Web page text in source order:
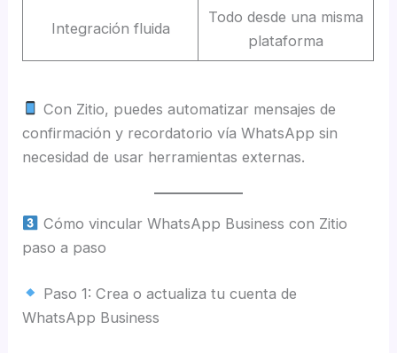
Integración fluida
Todo desde una misma
plataforma
Con Zitio, puedes automatizar mensajes de
confirmación y recordatorio vía WhatsApp sin
necesidad de usar herramientas externas.
Cómo vincular WhatsApp Business con Zitio
paso a paso
Paso 1: Crea o actualiza tu cuenta de
WhatsApp Business